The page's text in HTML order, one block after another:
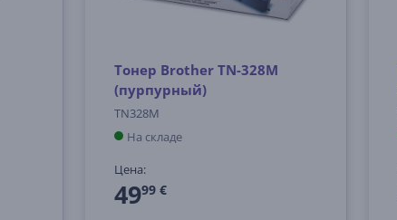
Тонер Brother TN-328M
(пурпурный)
TN328M
На складе
Цена:
4999 €